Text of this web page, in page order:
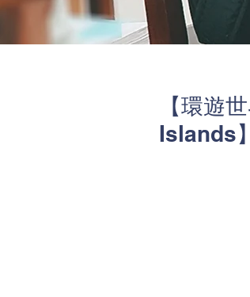
【環遊
Islands】